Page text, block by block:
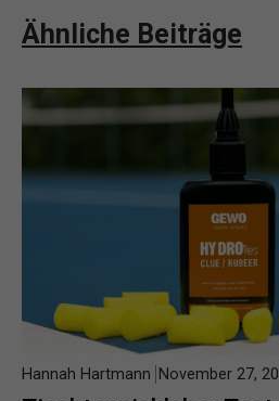
Ähnliche Beiträge
Hannah Hartmann November 27,